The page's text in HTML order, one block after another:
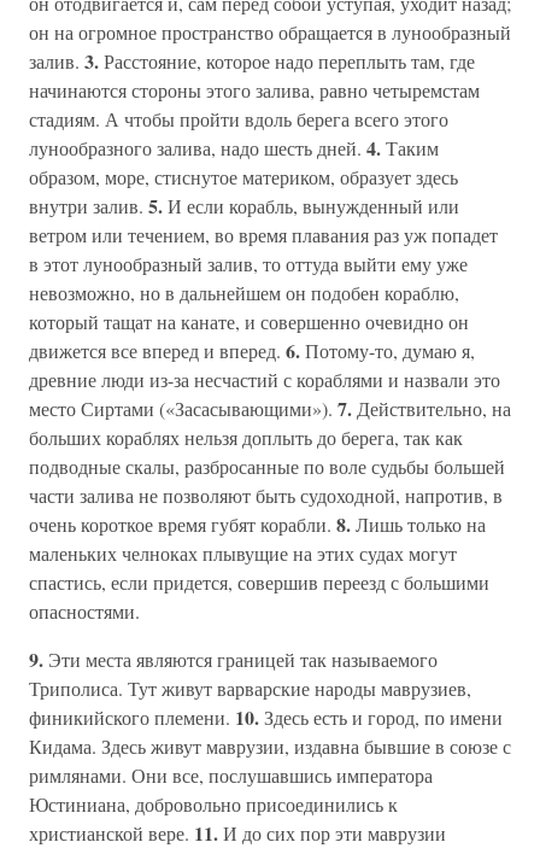
он на огромное пространство обращается в лунообразный
залив. 3.Расстояние, которое надо переплыть там, где
начинаются стороны этого залива, равно четыремстам
стадиям. А чтобы пройти вдоль берега всего этого
лунообразного залива, надо шесть дней. 4.Таким
образом, море, стиснутое материком, образует здесь
внутри залив. 5.И если корабль, вынужденный или
ветром или течением, во время плавания раз уж попадет
в этот лунообразный залив, то оттуда выйти ему уже
невозможно, но в дальнейшем он подобен кораблю,
который тащат на канате, и совершенно очевидно он
движется все вперед и вперед. 6.Потому-то, думаю я,
древние люди из-за несчастий с кораблями и назвали это
место Сиртами («Засасывающими»). 7. Действительно, на
больших кораблях нельзя доплыть до берега, так как
подводные скалы, разбросанные по воле судьбы большей
части залива не позволяют быть судоходной, напротив, в
очень короткое время губят корабли. 8.Лишь только на
маленьких челноках плывущие на этих судах могут
спастись, если придется, совершив переезд с большими
опасностями.
9. Эти места являются границей так называемого
Триполиса. Тут живут варварские народы маврузиев,
финикийского племени. 10.Здесь есть и город, по имени
Кидама. Здесь живут маврузии, издавна бывшие в союзе с
римлянами. Они все, послушавшись императора
Юстиниана, добровольно присоединились к
христианской вере. 11.И до сих пор эти маврузии